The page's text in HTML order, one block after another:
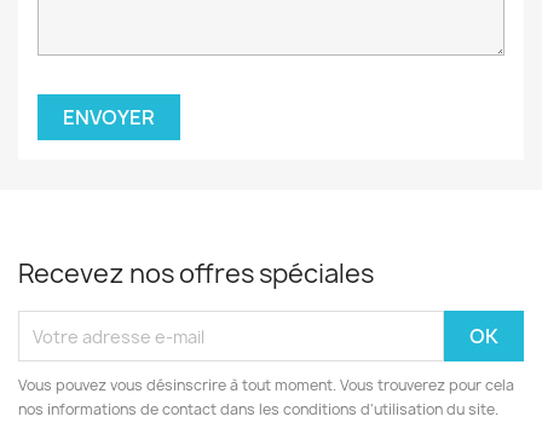
Recevez nos offres spéciales
Vous pouvez vous désinscrire à tout moment. Vous trouverez pour cela
nos informations de contact dans les conditions d'utilisation du site.